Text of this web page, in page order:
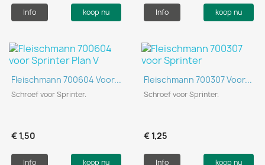
Info koop nu Info koop nu
Fleischmann 700604 Voor...
Schroef voor Sprinter.
€ 1,50
Info koop nu
Fleischmann 700307 Voor...
Schroef voor Sprinter.
€ 1,25
Info koop nu